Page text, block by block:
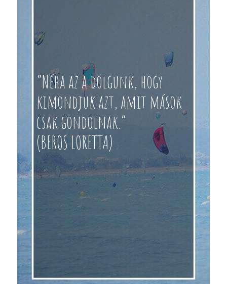
“Néha az a dolgunk, hogy
kimondjuk azt, amit mások
csak gondolnak.”
(BEROS LORETTA)